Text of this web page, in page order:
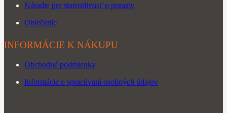
Náradie pre starostlivosť o porasty
Oblečenie
INFORMÁCIE K NÁKUPU
Obchodné podmienky
Informácie o spracúvaní osobných údajov